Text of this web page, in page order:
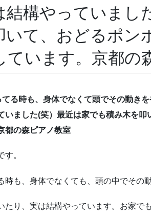
結構やっていまし
いて、おどるポン
ています。京都の
る時も、身体でなくて頭でその動き
いました(笑）最近は家でも積み木を
都の森ピアノ教室
す。
時も、身体でなくても、頭の中でその
たり、実は結構やっています。お家で